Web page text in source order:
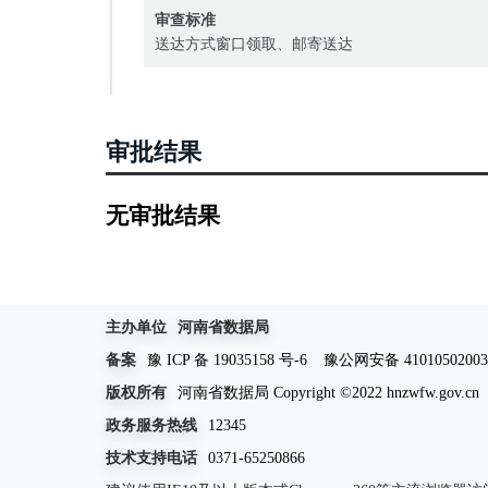
审查标准
送达方式窗口领取、邮寄送达
审批结果
无审批结果
主办单位
河南省数据局
备案
豫 ICP 备 19035158 号-6
豫公网安备
版权所有
河南省数据局 Copyright ©2022 hnzwfw.gov.cn
政务服务热线
12345
技术支持电话
0371-65250866